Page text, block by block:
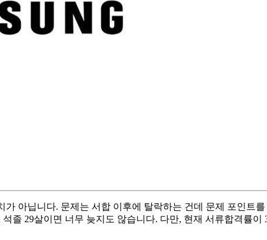
가 아닙니다. 문제는 서합 이후에 탈락하는 건데 문제 포인트
졸 29살이면 너무 늦지도 않습니다. 다만, 현재 서류합격률